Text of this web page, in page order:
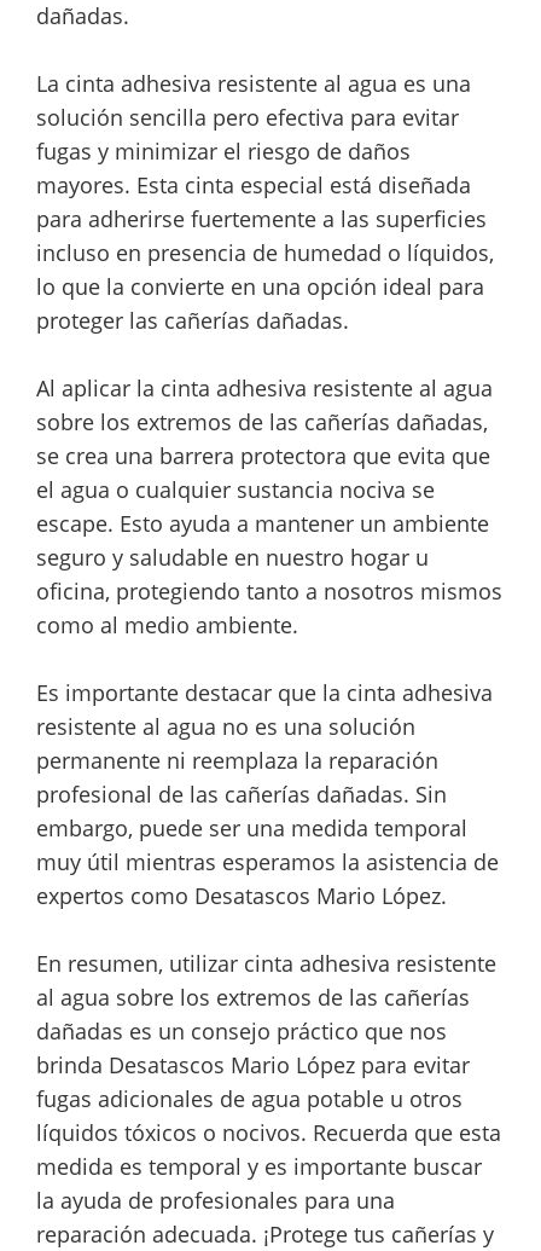
dañadas.
La cinta adhesiva resistente al agua es una
solución sencilla pero efectiva para evitar
fugas y minimizar el riesgo de daños
mayores. Esta cinta especial está diseñada
para adherirse fuertemente a las superficies
incluso en presencia de humedad o líquidos,
lo que la convierte en una opción ideal para
proteger las cañerías dañadas.
Al aplicar la cinta adhesiva resistente al agua
sobre los extremos de las cañerías dañadas,
se crea una barrera protectora que evita que
el agua o cualquier sustancia nociva se
escape. Esto ayuda a mantener un ambiente
seguro y saludable en nuestro hogar u
oficina, protegiendo tanto a nosotros mismos
como al medio ambiente.
Es importante destacar que la cinta adhesiva
resistente al agua no es una solución
permanente ni reemplaza la reparación
profesional de las cañerías dañadas. Sin
embargo, puede ser una medida temporal
muy útil mientras esperamos la asistencia de
expertos como Desatascos Mario López.
En resumen, utilizar cinta adhesiva resistente
al agua sobre los extremos de las cañerías
dañadas es un consejo práctico que nos
brinda Desatascos Mario López para evitar
fugas adicionales de agua potable u otros
líquidos tóxicos o nocivos. Recuerda que esta
medida es temporal y es importante buscar
la ayuda de profesionales para una
reparación adecuada. ¡Protege tus cañerías y